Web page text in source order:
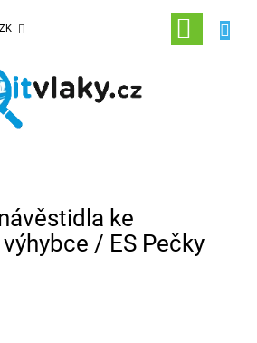
NÁKUPNÍ
KOŠÍK
ke
/ ES Pečky